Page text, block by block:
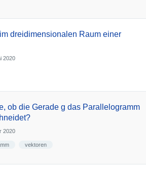
dreidimensionalen Raum einer
2020
ob die Gerade g das Parallelogramm
2020
vektoren